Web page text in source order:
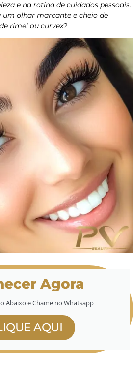
e na rotina de cuidados pessoais.
um olhar marcante e cheio de
rímel ou curvex?
Agora
Abaixo e Chame no Whatsapp
AQUI